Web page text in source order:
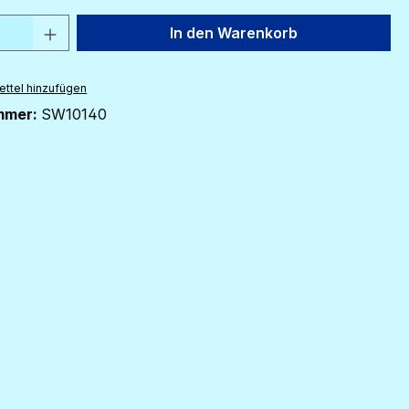
Anzahl: Gib den gewünschten Wert
In den Warenkorb
hinzufügen
SW10140